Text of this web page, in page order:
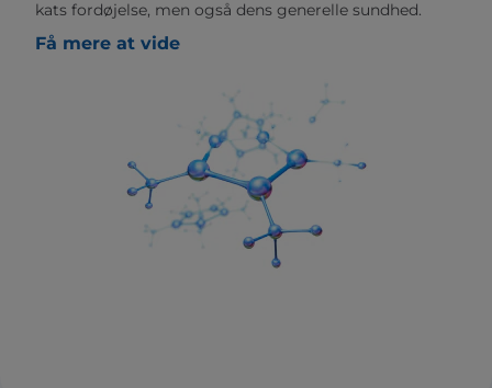
kats fordøjelse, men også dens generelle sundhed.
Få mere at vide